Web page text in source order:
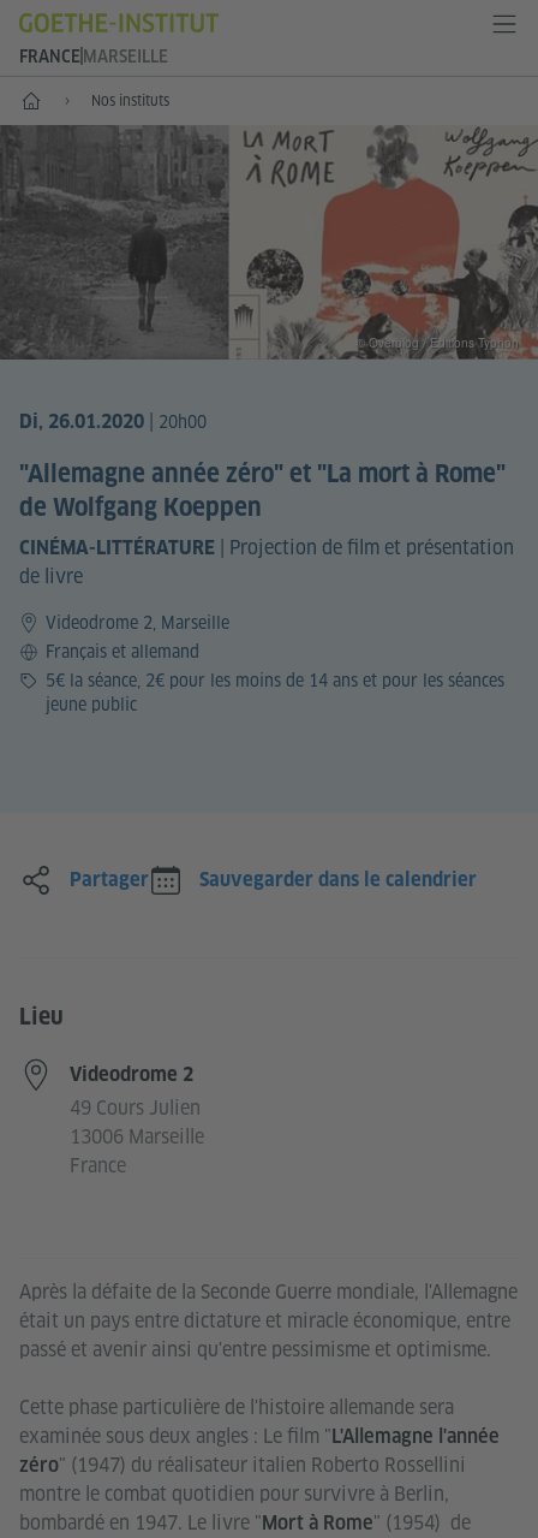
FRANCE MARSEILLE
Accueil Nos instituts
Di, 26.01.2020 20h00
"Allemagne année zéro" et "La mort à Rome"
de Wolfgang Koeppen
CINÉMA-LITTÉRATURE | Projection de film et présentation
de livre
Videodrome 2, Marseille
LangueFrançais et allemand
Prix5€ la séance, 2€ pour les moins de 14 ans et pour les séances
jeune public
© Overblog / Editions Typhon
Après la défaite de la Seconde Guerre mondiale, l'Allemagne
était un pays entre dictature et miracle économique, entre
passé et avenir ainsi qu'entre pessimisme et optimisme.
Cette phase particulière de l'histoire allemande sera
examinée sous deux angles : Le film "L'Allemagne l'année
zéro" (1947) du réalisateur italien Roberto Rossellini
montre le combat quotidien pour survivre à Berlin,
bombardé en 1947. Le livre "Mort à Rome" (1954) de
Partager Sauvegarder dans le calendrier
Lieu
Videodrome 2
49 Cours Julien
13006 Marseille
France